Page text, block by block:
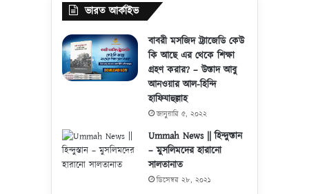
ভারত আর্কাইভ
বাবরী মসজিদ ট্র্যাজেডি কেউ
কি আছে এর থেকে শিক্ষা
গ্রহণ করার? – উস্তাদ আবু
আনওয়ার আল-হিন্দি
হাফিযাহুল্লাহ
জানুয়ারি ৫, ২০২২
Ummah News || হিন্দুস্তান
– মুসলিমদের হারানো
সালতানাত
ডিসেম্বর ২৮, ২০২১